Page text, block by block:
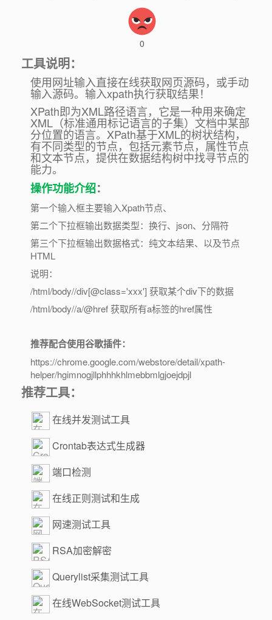
0
工具说明：
使用网址输入直接在线获取网页源码，或手动
输入源码。输入xpath执行获取结果！
XPath即为XML路径语言，它是一种用来确定
XML（标准通用标记语言的子集）文档中某部
分位置的语言。XPath基于XML的树状结构，
有不同类型的节点，包括元素节点，属性节点
和文本节点，提供在数据结构树中找寻节点的
能力。
操作功能介绍：
第一个输入框主要输入Xpath节点、
第二个下拉框输出数据类型：换行、json、分隔符
第三个下拉框输出数据格式：纯文本结果、以及节点
HTML
说明：
/html/body//div[@class='xxx'] 获取某个div下的数据
/html/body//a/@href 获取所有a标签的href属性
推荐配合使用谷歌插件：
https://chrome.google.com/webstore/detail/xpath-
helper/hgimnogjllphhhkhlmebbmlgjoejdpjl
推荐工具：
在线并发测试工具
Crontab表达式生成器
端口检测
在线正则测试和生成
网速测试工具
RSA加密解密
Querylist采集测试工具
在线WebSocket测试工具